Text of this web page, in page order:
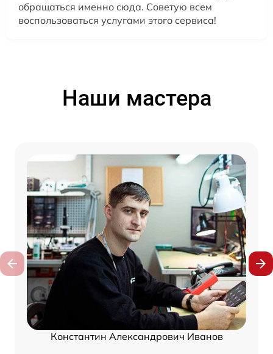
обращаться именно сюда. Советую всем
воспользоваться услугами этого сервиса!
Наши мастера
Константин Александрович Иванов